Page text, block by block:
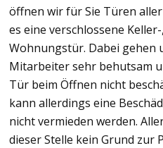
öffnen wir für Sie Türen
es eine verschlossene
Wohnungstür. Dabei gehen
Mitarbeiter sehr behutsam
Tür beim Öffnen nicht
kann allerdings eine
nicht vermieden werden.
dieser Stelle kein Grund zur